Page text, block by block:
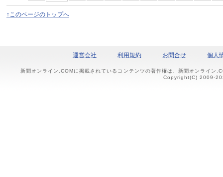
↑このページのトップへ
運営会社 利用規約 お問合せ 個人
新聞オンライン.COMに掲載されているコンテンツの著作権は、新聞オンライン
Copyright(C) 2009-